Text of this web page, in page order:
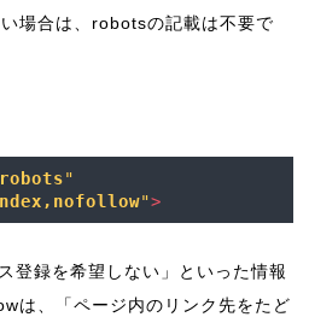
場合は、robotsの記載は不要で
robots"
">
登録を希望しない」といった情報
は、「ページ内のリンク先をたど